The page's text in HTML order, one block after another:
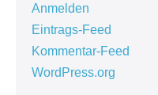
Anmelden
Eintrags-Feed
Kommentar-Feed
WordPress.org